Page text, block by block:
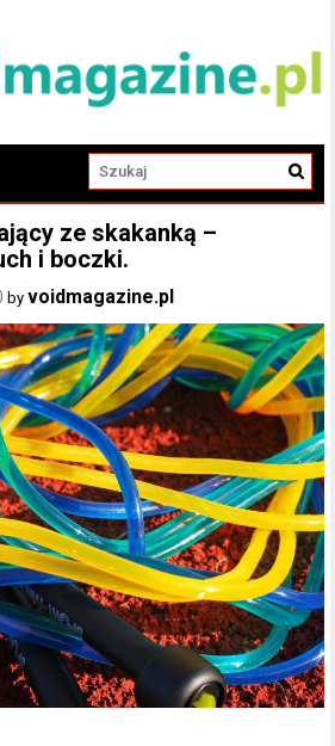
ze skakanką –
i boczki.
byvoidmagazine.pl